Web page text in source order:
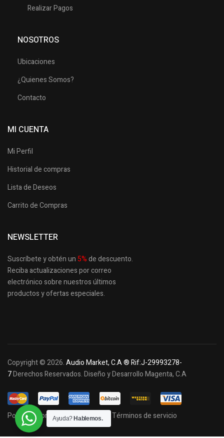
Realizar Pagos
NOSOTROS
Ubicaciones
¿Quienes Somos?
Contacto
MI CUENTA
Mi Perfil
Historial de compras
Lista de Deseos
Carrito de Compras
NEWSLETTER
Suscríbete y obtén un 5%de descuento.
Reciba actualizaciones por correo
electrónico sobre nuestros últimos
productosy ofertas especiales.
Copyright © 2026.Audio Market, C.A ® Rif:J-29993278-
7Derechos Reservados. Diseño y Desarrollo Magenta, C.A
Política de privacidad y cookies Términos de servicio
Ayuda? Hablemos.